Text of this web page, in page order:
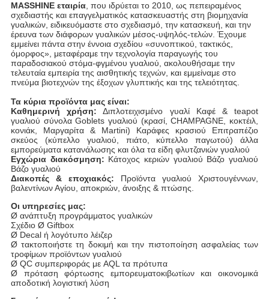
MASSHINE εταιρία, που ιδρύεται το 2010, ως πεπειραμένος
σχεδιαστής και επαγγελματικός κατασκευαστής στη βιομηχανία
γυαλικών, ειδικευόμαστε στο σχεδιασμό, την κατασκευή, και την
έρευνα των διάφορων γυαλικών μέσος-υψηλός-τελών. Έχουμε
εμμείνει πάντα στην έννοια σχεδίου «συνοπτικού, τακτικός,
όμορφος», μεταφέραμε την τεχνολογία παραγωγής του
παραδοσιακού στόμα-φγμένου γυαλιού, ακολουθήσαμε την
τελευταία εμπειρία της αισθητικής τεχνών, και εμμείναμε στο
πνεύμα βιοτεχνών της έξοχων γλυπτικής και της τελειότητας.
Τα κύρια προϊόντα μας είναι:
Καθημερινή χρήση: Διπλοτειχισμένο γυαλί Καφέ & teapot
γυαλιού σύνολα Goblets γυαλιού (κρασί, CHAMPAGNE, κοκτέιλ,
κονιάκ, Μαργαρίτα & Martini) Καράφες κρασιού Επιτραπέζιο
σκεύος (κύπελλο γυαλιού, πιάτο, κύπελλο παγωτού) άλλα
εμπορεύματα κατανάλωσης και όλα τα είδη φλυτζανιών γυαλιού
Εγχώρια διακόσμηση: Κάτοχος κεριών γυαλιού Βάζο γυαλιού
Βάζο γυαλιού
Διακοπές & εποχιακός: Προϊόντα γυαλιού Χριστουγέννων,
βαλεντίνων Αγίου, αποκριών, άνοιξης & πτώσης.
Οι υπηρεσίες μας:
Ø ανάπτυξη προγράμματος γυαλικών
Σχέδιο Ø Giftbox
Ø Decal ή λογότυπο λέιζερ
Ø τακτοποιήστε τη δοκιμή και την πιστοποίηση ασφαλείας των
τροφίμων προϊόντων γυαλιού
Ø QC συμπεριφοράς με AQL τα πρότυπα
Ø πρόταση φόρτωσης εμπορευματοκιβωτίων και οικονομικά
αποδοτική λογιστική λύση